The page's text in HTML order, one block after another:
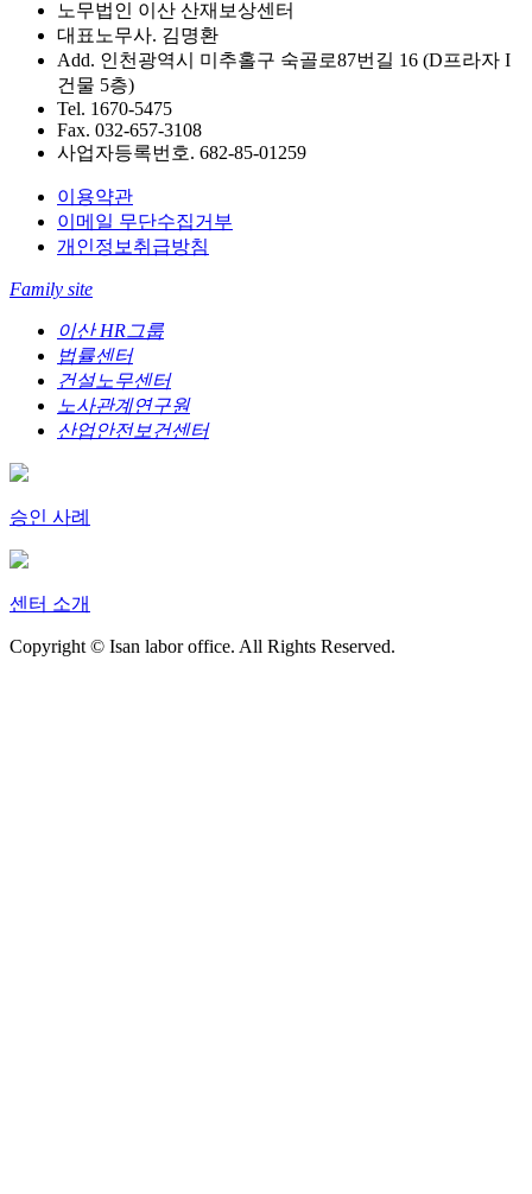
노무법인 이산 산재보상센터
대표노무사. 김명환
Add. 인천광역시 미추홀구 숙골로87번길 16 (D프라자 I
건물 5층)
Tel. 1670-5475
Fax. 032-657-3108
사업자등록번호. 682-85-01259
이용약관
이메일 무단수집거부
개인정보취급방침
Family site
이산 HR그룹
법률센터
건설노무센터
노사관계연구원
산업안전보건센터
승인 사례
센터 소개
Copyright © Isan labor office. All Rights Reserved.